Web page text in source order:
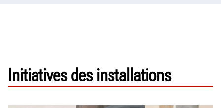
Initiatives des installations